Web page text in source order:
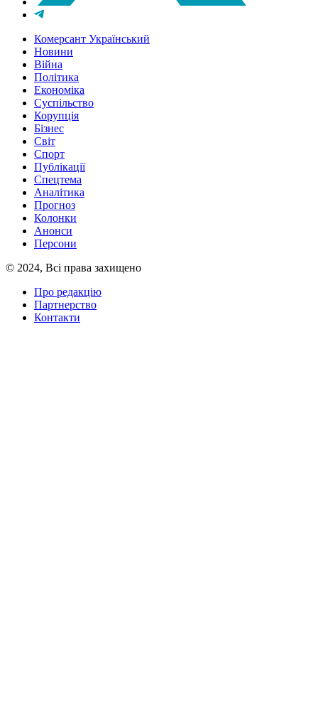
Комерсант Український
Новини
Війна
Політика
Економіка
Суспільство
Корупція
Бізнес
Світ
Спорт
Публікації
Спецтема
Аналітика
Прогноз
Колонки
Анонси
Персони
© 2024, Всі права захищено
Про редакцію
Партнерство
Контакти